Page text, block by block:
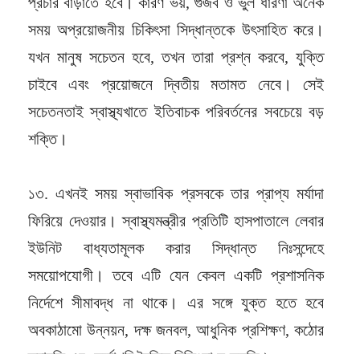
সময় অপ্রয়োজনীয় চিকিৎসা সিদ্ধান্তকে উৎসাহিত করে।
যখন মানুষ সচেতন হবে, তখন তারা প্রশ্ন করবে, যুক্তি
চাইবে এবং প্রয়োজনে দ্বিতীয় মতামত নেবে। সেই
সচেতনতাই স্বাস্থ্যখাতে ইতিবাচক পরিবর্তনের সবচেয়ে বড়
শক্তি।
১৩. এখনই সময় স্বাভাবিক প্রসবকে তার প্রাপ্য মর্যাদা
ফিরিয়ে দেওয়ার। স্বাস্থ্যমন্ত্রীর প্রতিটি হাসপাতালে লেবার
ইউনিট বাধ্যতামূলক করার সিদ্ধান্ত নিঃসন্দেহে
সময়োপযোগী। তবে এটি যেন কেবল একটি প্রশাসনিক
নির্দেশে সীমাবদ্ধ না থাকে। এর সঙ্গে যুক্ত হতে হবে
অবকাঠামো উন্নয়ন, দক্ষ জনবল, আধুনিক প্রশিক্ষণ, কঠোর